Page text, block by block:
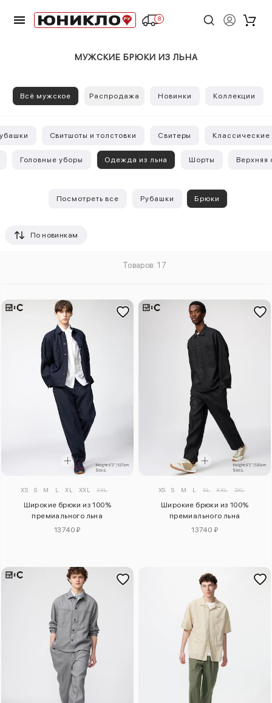
8
МУЖСКИЕ БРЮКИ ИЗ ЛЬНА
Всё мужское Распродажа Новинки Коллекции
Свитшоты и толстовки Свитеры
Головные уборы Одежда из льна Шорты
Посмотреть все Рубашки Брюки
По новинкам
Товаров: 17
XS S M L XL XXL 3XL
Широкие брюки из 100%
премиального льна
13740 ₽
XS S M L XL XXL 3XL
Широкие брюки из 100%
премиального льна
13740 ₽